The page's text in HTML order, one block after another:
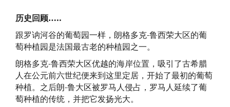
利哈克法定产
区
利慕-克里芒
法定产区
利慕-布朗克
特法定产区
酒
卡塔朗地区餐
酒
卡尔卡松城
卡玛尔格沙地
历史回顾…..
跟罗讷河谷的葡萄园一样，朗格多克-鲁西荣大区的葡
萄种植园是法国最古老的种植园之一。
朗格多克-鲁西荣大区优越的海岸位置，吸引了古希腊
人在公元前六世纪便来到这里定居，开始了最初的葡萄
种植。之后朗-鲁大区被罗马人侵占，罗马人延续了葡
萄种植的传统，并把它发扬光大。